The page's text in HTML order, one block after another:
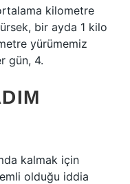
kilometre
bir ayda 1 kilo
yürümemiz
gün, 4.
kalmak için
olduğu iddia